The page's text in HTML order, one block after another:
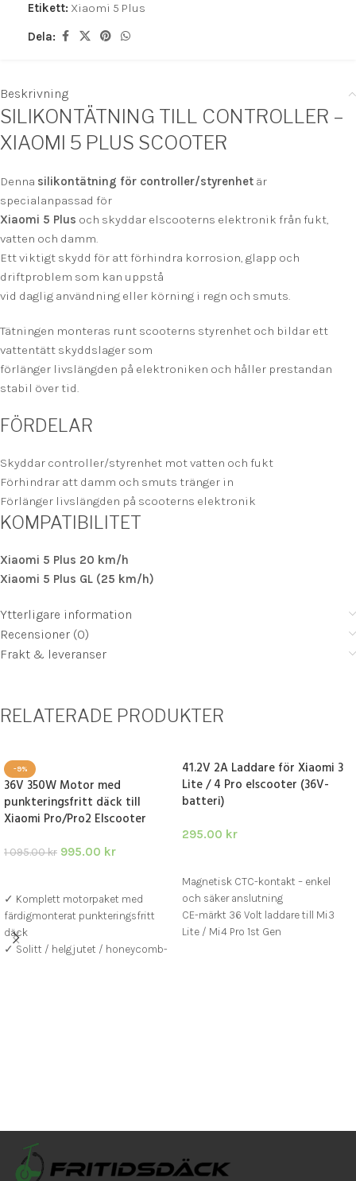
Etikett: Xiaomi 5 Plus
Dela:
Beskrivning
SILIKONTÄTNING TILL CONTROLLER –
XIAOMI 5 PLUS SCOOTER
Denna silikontätning för controller/styrenhet är
specialanpassad för
Xiaomi 5 Plus och skyddar elscooterns elektronik från fukt,
vatten och damm.
Ett viktigt skydd för att förhindra korrosion, glapp och
driftproblem som kan uppstå
vid daglig användning eller körning i regn och smuts.
Tätningen monteras runt scooterns styrenhet och bildar ett
vattentätt skyddslager som
förlänger livslängden på elektroniken och håller prestandan
stabil över tid.
FÖRDELAR
Skyddar controller/styrenhet mot vatten och fukt
Förhindrar att damm och smuts tränger in
Förlänger livslängden på scooterns elektronik
KOMPATIBILITET
Xiaomi 5 Plus 20 km/h
Xiaomi 5 Plus GL (25 km/h)
Ytterligare information
Recensioner (0)
Frakt & leveranser
RELATERADE PRODUKTER
-9%
36V 350W Motor med
punkteringsfritt däck till
Xiaomi Pro/Pro2 Elscooter
1 095.00kr 995.00 kr
✓ Komplett motorpaket med
färdigmonterat punkteringsfritt
däck
✓ Solitt / helgjutet / honeycomb-
41.2V 2A Laddare för Xiaomi 3
Lite / 4 Pro elscooter (36V-
batteri)
295.00 kr
Magnetisk CTC-kontakt – enkel
och säker anslutning
CE-märkt 36 Volt laddare till Mi3
Lite / Mi4 Pro 1st Gen